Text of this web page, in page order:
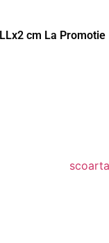
cm La Promotie